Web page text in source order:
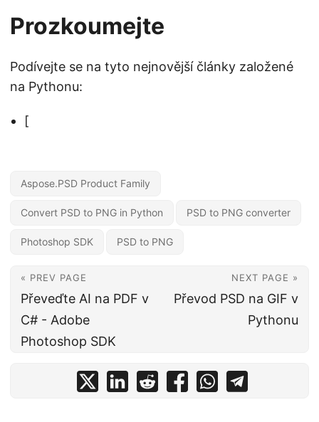
Prozkoumejte
Podívejte se na tyto nejnovější články založené
na Pythonu:
[
Aspose.PSD Product Family
Convert PSD to PNG in Python PSD to PNG converter
Photoshop SDK PSD to PNG
« PREV PAGE
Převeďte AI na PDF v
C# - Adobe
Photoshop SDK
NEXT PAGE »
Převod PSD na GIF v
Pythonu